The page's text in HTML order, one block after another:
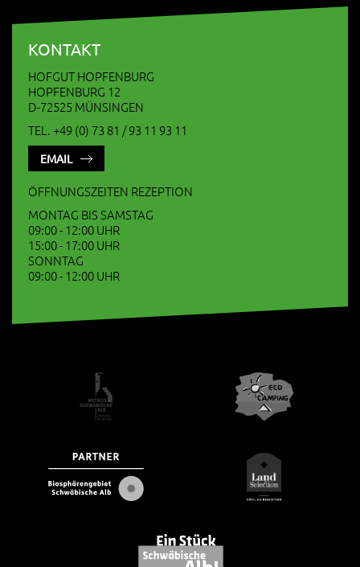
KONTAKT
HOFGUT HOPFENBURG
HOPFENBURG 12
D-72525 MÜNSINGEN
TEL. +49 (0) 73 81 / 93 11 93 11
EMAIL
ÖFFNUNGSZEITEN REZEPTION
MONTAG BIS SAMSTAG
09:00 - 12:00 UHR
15:00 - 17:00 UHR
SONNTAG
09:00 - 12:00 UHR